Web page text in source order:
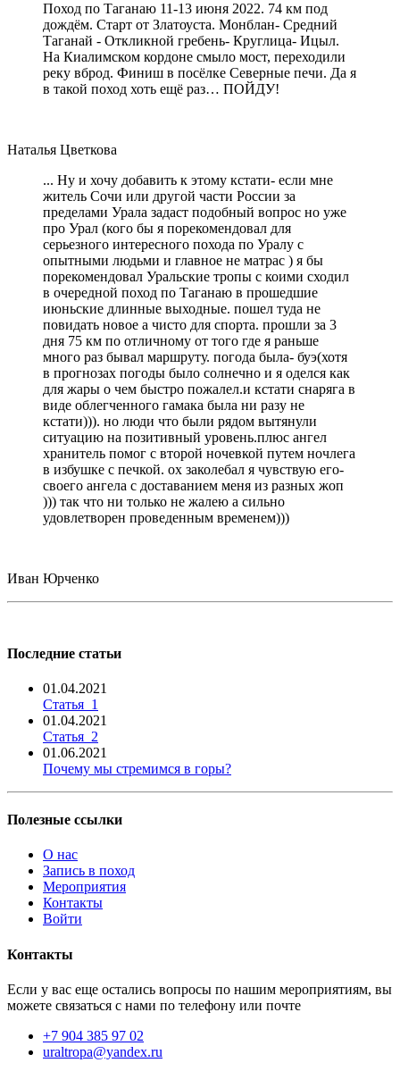
Поход по Таганаю 11-13 июня 2022. 74 км под
дождём. Старт от Златоуста. Монблан- Средний
Таганай - Откликной гребень- Круглица- Ицыл.
На Киалимском кордоне смыло мост, переходили
реку вброд. Финиш в посёлке Северные печи. Да я
в такой поход хоть ещё раз… ПОЙДУ!
Наталья Цветкова
... Ну и хочу добавить к этому кстати- если мне
житель Сочи или другой части России за
пределами Урала задаст подобный вопрос но уже
про Урал (кого бы я порекомендовал для
серьезного интересного похода по Уралу с
опытными людьми и главное не матрас ) я бы
порекомендовал Уральские тропы с коими сходил
в очередной поход по Таганаю в прошедшие
июньские длинные выходные. пошел туда не
повидать новое а чисто для спорта. прошли за 3
дня 75 км по отличному от того где я раньше
много раз бывал маршруту. погода была- буэ(хотя
в прогнозах погоды было солнечно и я оделся как
для жары о чем быстро пожалел.и кстати снаряга в
виде облегченного гамака была ни разу не
кстати))). но люди что были рядом вытянули
ситуацию на позитивный уровень.плюс ангел
хранитель помог с второй ночевкой путем ночлега
в избушке с печкой. ох заколебал я чувствую его-
своего ангела с доставанием меня из разных жоп
))) так что ни только не жалею а сильно
удовлетворен проведенным временем)))
Иван Юрченко
Последние статьи
01.04.2021
Статья_1
01.04.2021
Статья_2
01.06.2021
Почему мы стремимся в горы?
Полезные ссылки
О нас
Запись в поход
Мероприятия
Контакты
Войти
Контакты
Если у вас еще остались вопросы по нашим мероприятиям, вы
можете связаться с нами по телефону или почте
+7 904 385 97 02
uraltropa@yandex.ru